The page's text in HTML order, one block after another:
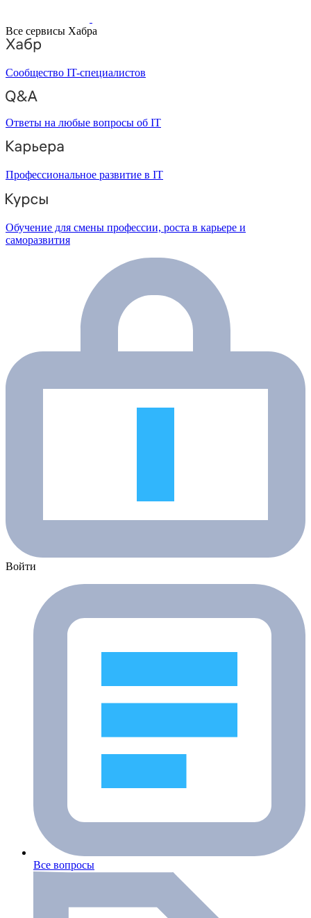
Все сервисы Хабра
Сообщество IT-специалистов
Ответы на любые вопросы об IT
Профессиональное развитие в IT
Обучение для смены профессии, роста в карьере и
саморазвития
Войти
Все вопросы